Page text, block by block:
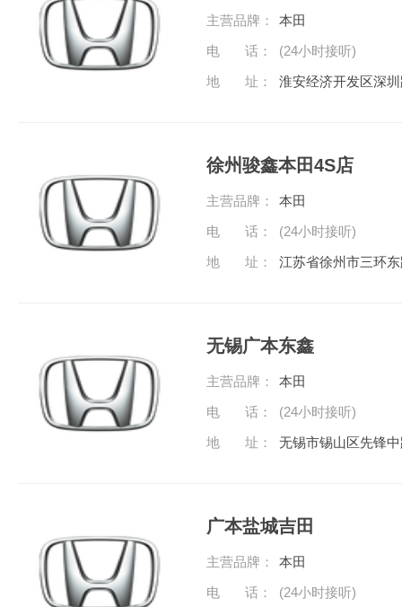
主营品牌：
本田
电 话：
(24小时接听)
地 址：
淮安经济开发区深
徐州骏鑫本田4S店
主营品牌：
本田
电 话：
(24小时接听)
地 址：
江苏省徐州市三环
无锡广本东鑫
主营品牌：
本田
电 话：
(24小时接听)
地 址：
无锡市锡山区先锋
广本盐城吉田
主营品牌：
本田
电 话：
(24小时接听)